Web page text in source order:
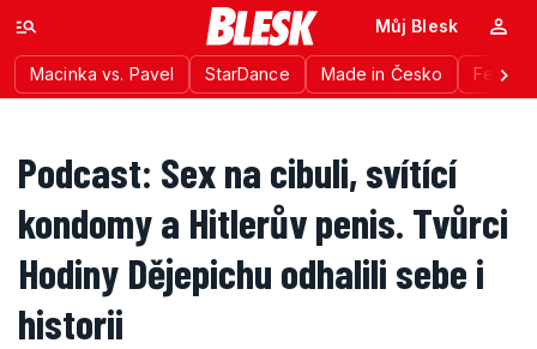
Macinka vs. Pavel StarDance Made in Česko
Můj Blesk
Podcast: Sex na cibuli, svítící
kondomy a Hitlerův penis. Tvůrci
Hodiny Dějepichu odhalili sebe i
historii